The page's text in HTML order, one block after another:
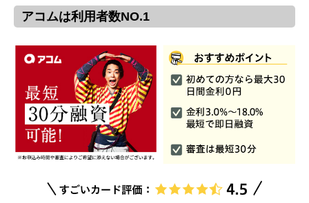
アコムは利用者数NO.1